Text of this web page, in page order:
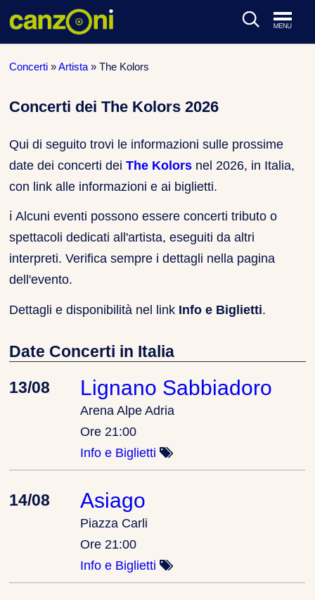
Concerti »Artista »The Kolors
Concerti dei The Kolors 2026
Qui di seguito trovi le informazioni sulle prossime
date dei concerti deiThe Kolors nel 2026, in Italia,
con link alle informazioni e ai biglietti.
ℹ️ Alcuni eventi possono essere concerti tributo o
spettacoli dedicati all'artista, eseguiti da altri
interpreti. Verifica sempre i dettagli nella pagina
dell'evento.
Dettagli e disponibilità nel link Info e Biglietti.
Date Concerti in Italia
13/08
Lignano Sabbiadoro
Arena Alpe Adria
Ore 21:00
Info e Biglietti
14/08 Asiago
Piazza Carli
Ore 21:00
Info e Biglietti